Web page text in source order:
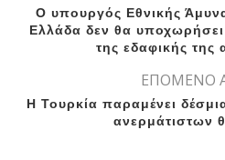
Ο υπουργός Εθνικής
Ελλάδα δεν θα
της εδαφικής της
ΕΠΟΜΕΝΟ
Η Τουρκία παραμένει
ανερμάτιστων